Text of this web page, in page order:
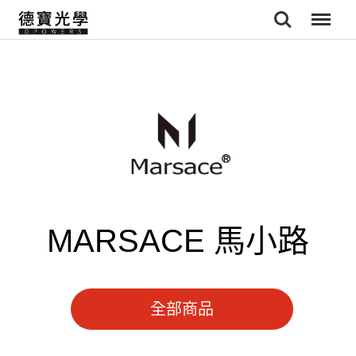
Search
MARSACE 馬小路
全部商品